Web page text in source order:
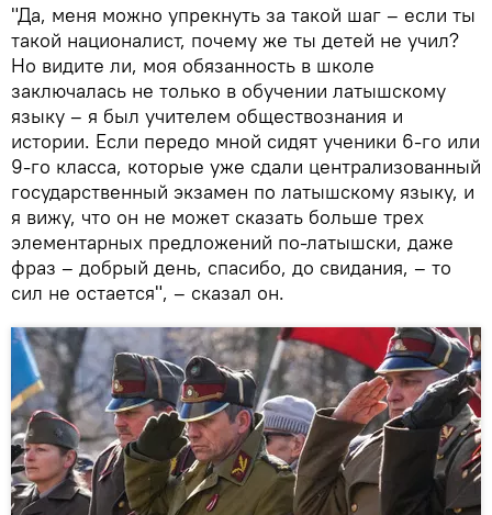
"Да, меня можно упрекнуть за такой шаг – если ты
такой националист, почему же ты детей не учил?
Но видите ли, моя обязанность в школе
заключалась не только в обучении латышскому
языку – я был учителем обществознания и
истории. Если передо мной сидят ученики 6-го или
9-го класса, которые уже сдали централизованный
государственный экзамен по латышскому языку, и
я вижу, что он не может сказать больше трех
элементарных предложений по-латышски, даже
фраз – добрый день, спасибо, до свидания, – то
сил не остается", – сказал он.